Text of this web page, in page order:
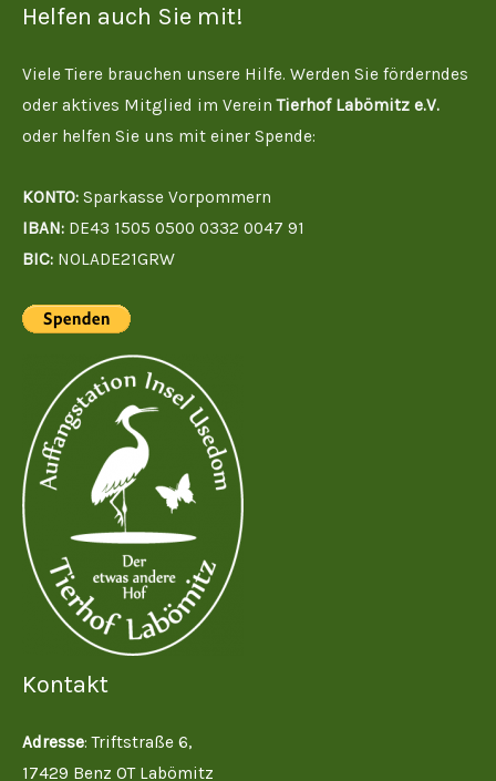
Helfen auch Sie mit!
Viele Tiere brauchen unsere Hilfe. Werden Sie förderndes
oder aktives Mitglied im VereinTierhof Labömitz e.V.
oder helfen Sie uns mit einer Spende:
KONTO: Sparkasse Vorpommern
IBAN: DE43 1505 0500 0332 0047 91
BIC: NOLADE21GRW
Kontakt
Adresse: Triftstraße 6,
17429 Benz OT Labömitz